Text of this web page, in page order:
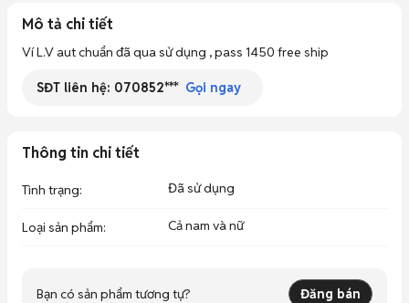
Mô tả chi tiết
Ví L.V aut chuẩn đã qua sử dụng , pass 1450 free ship
SĐT liên hệ: 070852*** Gọi ngay
Thông tin chi tiết
Tình trạng: Đã sử dụng
Loại sản phẩm: Cả nam và nữ
Bạn có sản phẩm tương tự? Đăng bán